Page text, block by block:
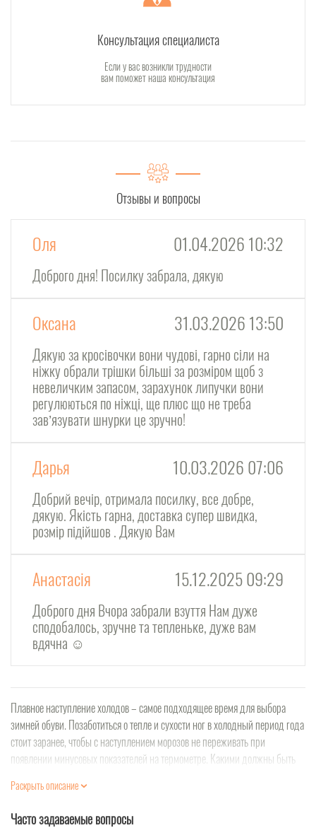
Консультация специалиста
Если у вас возникли трудности
вам поможет наша консультация
Отзывы и вопросы
Оля 01.04.2026 10:32
Доброго дня! Посилку забрала, дякую
Оксана 31.03.2026 13:50
Дякую за кросівочки вони чудові, гарно сіли на
ніжку обрали трішки більші за розміром щоб з
невеличким запасом, зарахунок липучки вони
регулюються по ніжці, ще плюс що не треба
завʼязувати шнурки це зручно!
Дарья 10.03.2026 07:06
Добрий вечір, отримала посилку, все добре,
дякую. Якість гарна, доставка супер швидка,
розмір підійшов . Дякую Вам
Анастасія 15.12.2025 09:29
Доброго дня Вчора забрали взуття Нам дуже
сподобалось, зручне та тепленьке, дуже вам
вдячна ☺️
Плавное наступление холодов – самое подходящее время для выбора
зимней обуви. Позаботиться о тепле и сухости ног в холодный период года
стоит заранее, чтобы с наступлением морозов не переживать при
появлении минусовых показателей на термометре. Какими должны быть
Если вам совсем не хочется отдавать львиную долю своей зарплаты за
брендовые ботинки, при этом купить красивую, надежную обувь, которая
Раскрыть описание
Часто задаваемые вопросы